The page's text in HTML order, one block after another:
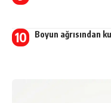
Boyun ağrısından